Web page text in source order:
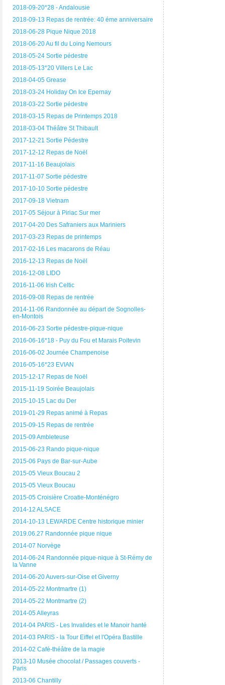
2018-09-20*28 - Andalousie
2018-09-13 Repas de rentrée: 40 éme anniversaire
2018-06-28 Pique Nique 2018
2018-06-20 Au fil du Loing Nemours
2018-05-24 Sortie pédestre
2018-05-13*20 Villers Le Lac
2018-04-05 Grease
2018-03-24 Holiday On Ice Epernay
2018-03-22 Sortie pédestre
2018-03-15 Repas de Printemps 2018
2018-03-04 Théâtre St Thibault
2017-12-21 Sortie Pédestre
2017-12-12 Repas de Noël
2017-11-16 Beaujolais
2017-11-07 Sortie pédestre
2017-10-10 Sortie pédestre
2017-09-18 Vietnam
2017-05 Séjour à Piriac Sur mer
2017-04-20 Des Safraniers aux Mariniers
2017-03-23 Repas de printemps
2017-02-16 Les macarons de Réau
2016-12-13 Repas de Noël
2016-12-08 LIDO
2016-11-06 Irish Celtic
2016-09-08 Repas de rentrée
2014-11-06 Randonnée au départ de Sognolles-
en-Montois
2016-06-23 Sortie pédestre-pique-nique
2016-06-16*18 - Puy du Fou et Marais Poitevin
2016-06-02 Journée Champenoise
2016-05-16*23 EVIAN
2015-12-17 Repas de Noël
2015-11-19 Soirée Beaujolais
2015-10-15 Lac du Der
2019-01-29 Repas animé à Repas
2015-09-15 Repas de rentrée
2015-09 Ambleteuse
2015-06-23 Rando pique-nique
2015-06 Pays de Bar-sur-Aube
2015-05 Vieux Boucau 2
2015-05 Vieux Boucau
2015-05 Croisière Croatie-Monténégro
2014-12 ALSACE
2014-10-13 LEWARDE Centre historique minier
2019.06.27 Randonnée pique nique
2014-07 Norvège
2014-06-24 Randonnée pique-nique à St-Rémy de
la Vanne
2014-06-20 Auvers-sur-Oise et Giverny
2014-05-22 Montmartre (1)
2014-05-22 Montmartre (2)
2014-05 Alleyras
2014-04 PARIS - Les Invalides et le Manoir hanté
2014-03 PARIS - la Tour Eiffel et l'Opéra Bastille
2014-02 Café-théâtre de la magie
2013-10 Musée chocolat / Passages couverts -
Paris
2013-06 Chantilly